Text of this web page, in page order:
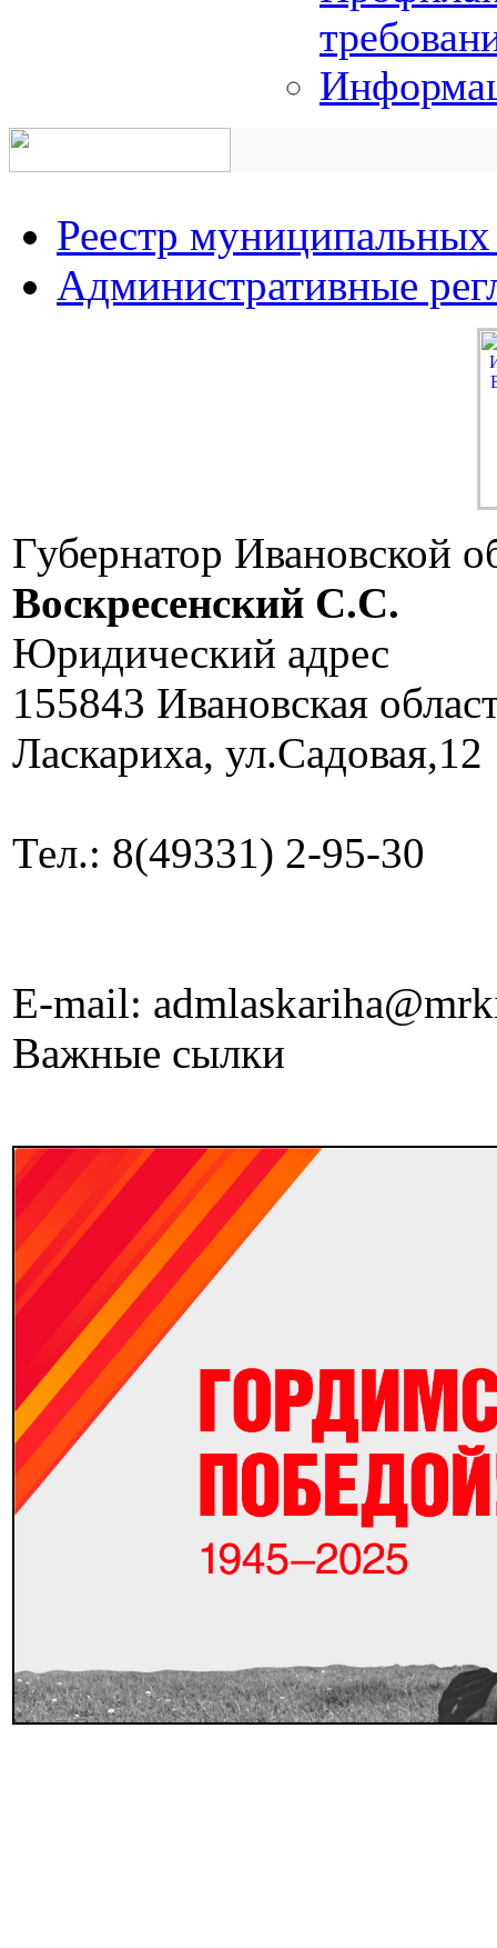
Реестр муниципальных
Административные
Губернатор Ивановской
Воскресенский C.C.
Юридический адрес
155843 Ивановская
Ласкариха, ул.Садовая,12
Тел.: 8(49331) 2-95-30
E-mail:
Важные сылки